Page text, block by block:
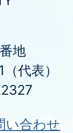
地
代表）
い合わせ